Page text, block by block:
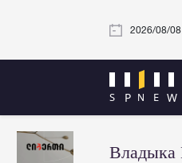
2026/08/08
Владыка